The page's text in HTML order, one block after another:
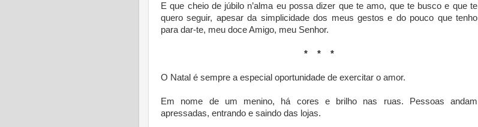
E que cheio de júbilo n’alma eu possa dizer que te amo, que te busco e que te
quero seguir, apesar da simplicidade dos meus gestos e do pouco que tenho
para dar-te, meu doce Amigo, meu Senhor.
* * *
O Natal é sempre a especial oportunidade de exercitar o amor.
Em nome de um menino, há cores e brilho nas ruas. Pessoas andam
apressadas, entrando e saindo das lojas.